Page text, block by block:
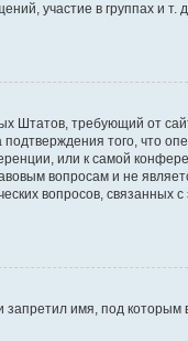
участие в группах и т.
Штатов, требующий от
того, что
или к самой
вопросам и не
вопросов, связанных
запретил имя, под которым